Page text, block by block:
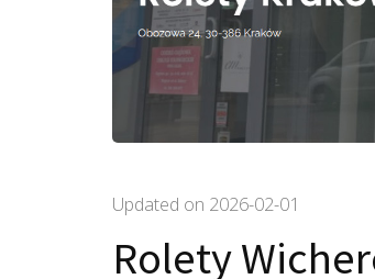
Updated on 2026-02-01
Rolety